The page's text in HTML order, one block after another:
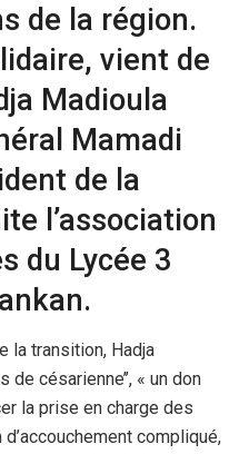
de la région.
vient de
Madioula
Mamadi
de la
l’association
du Lycée 3
la transition, Hadja
de césarienne’’, « un don
la prise en charge des
compliqué,